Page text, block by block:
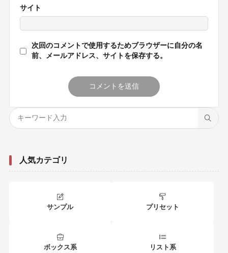
サイト
次回のコメントで使用するためブラウザーに自分の名
前、メールアドレス、サイトを保存する。
人気カテゴリ
サンプル プリセット
ボックス系 リスト系